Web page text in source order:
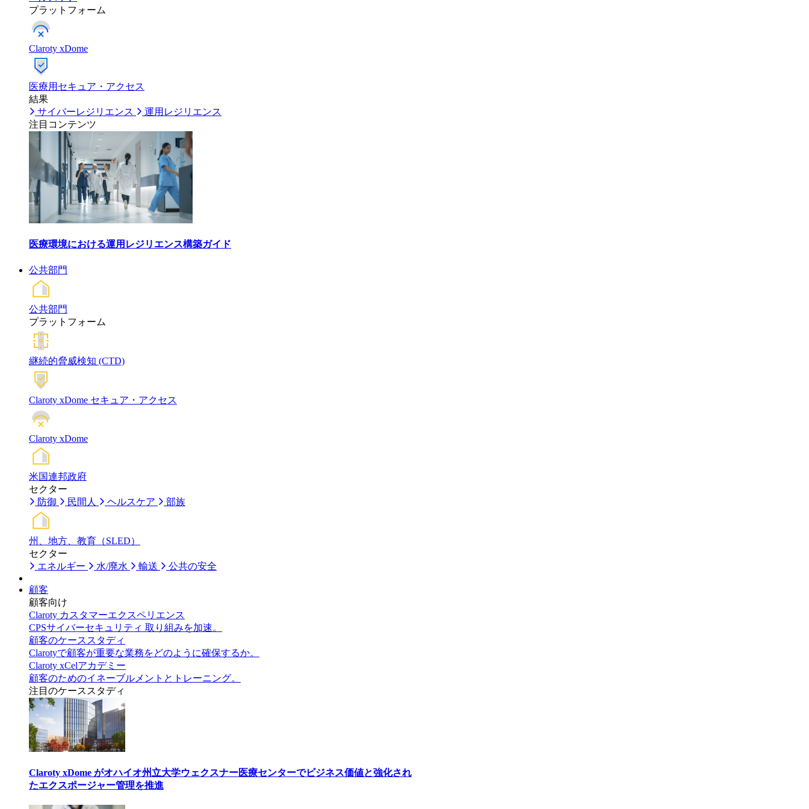
プラットフォーム
Claroty xDome
医療用セキュア・アクセス
結果
サイバーレジリエンス
運用レジリエンス
注目コンテンツ
医療環境における運用レジリエンス構築ガイド
公共部門
公共部門
プラットフォーム
継続的脅威検知 (CTD)
Claroty xDome セキュア・アクセス
Claroty xDome
米国連邦政府
セクター
防御
民間人 ヘルスケア 部族
州、地方、教育（SLED）
セクター
エネルギー
水/廃水 輸送 公共の安全
顧客
顧客向け
Claroty カスタマーエクスペリエンス
CPSサイバーセキュリティ 取り組みを加速。
顧客のケーススタディ
Clarotyで顧客が重要な業務をどのように確保するか。
Claroty xCelアカデミー
顧客のためのイネーブルメントとトレーニング。
注目のケーススタディ
Claroty xDome がオハイオ州立大学ウェクスナー医療センターでビジネス価値と強化され
たエクスポージャー管理を推進